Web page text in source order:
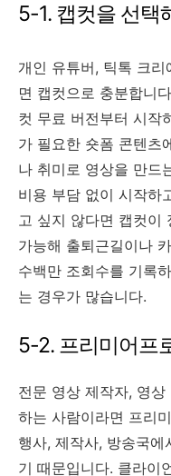
5-1. 캡컷을 선택
개인 유튜버, 틱톡 크
면 캡컷으로 충분합니
컷 무료 버전부터 시작
가 필요한 숏폼 콘텐츠
나 취미로 영상을 만드
비용 부담 없이 시작하
고 싶지 않다면 캡컷이
가능해 출퇴근길이나
수백만 조회수를 기록
는 경우가 많습니다.
5-2. 프리미어프
전문 영상 제작자, 영
하는 사람이라면 프리
행사, 제작사, 방송국
기 때문입니다. 클라이